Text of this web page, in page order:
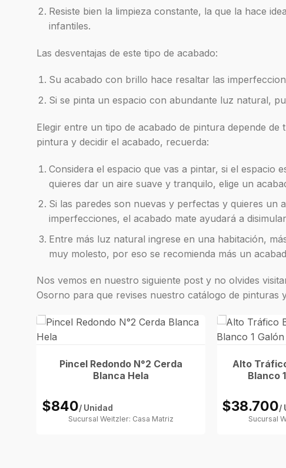
Resiste bien la limpieza constante, la que la hace
infantiles.
Las desventajas de este tipo de acabado:
Su acabado con brillo hace resaltar las
Si se pinta un espacio con abundante luz natural,
Elegir entre un tipo de acabado de pintura depende
pintura y decidir el acabado, recuerda:
Considera el espacio que vas a pintar, si el espacio
quieres dar un aire suave y tranquilo, elige un
Si las paredes son nuevas y perfectas y quieres un
imperfecciones, el acabado mate ayudará a
Entre más luz natural ingrese en una habitación,
muy molesto, por eso se recomienda más un
Nos vemos en nuestro siguiente post y no olvides
Osorno para que revises nuestro catálogo de pinturas
Pincel Redondo N°2 Cerda
Blanca Hela
$840/ Unidad
Sucursal Weitzler: Casa Matriz
Alto
Blanco
$38.700/
Sucursal